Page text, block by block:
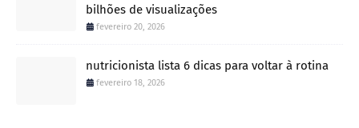
bilhões de visualizações
fevereiro 20, 2026
nutricionista lista 6 dicas para voltar à rotina
fevereiro 18, 2026